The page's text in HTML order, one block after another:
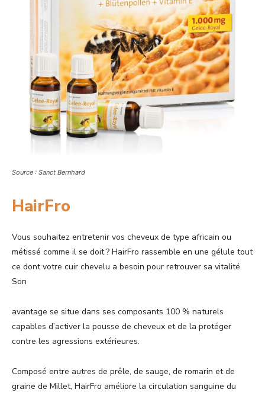
Source : Sanct Bernhard
HairFro
Vous souhaitez entretenir vos cheveux de type africain ou
métissé comme il se doit ? HairFro rassemble en une gélule tout
ce dont votre cuir chevelu a besoin pour retrouver sa vitalité.
Son
avantage se situe dans ses composants 100 % naturels
capables d’activer la pousse de cheveux et de la protéger
contre les agressions extérieures.
Composé entre autres de prêle, de sauge, de romarin et de
graine de Millet, HairFro améliore la circulation sanguine du